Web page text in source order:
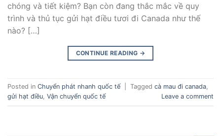
chóng và tiết kiệm? Bạn còn đang thắc mắc về quy
trình và thủ tục gửi hạt điều tươi đi Canada như thế
nào? […]
CONTINUE READING →
Posted in Chuyển phát nhanh quốc tế Tagged cà mau đi canada,
gửi hạt điều, Vận chuyển quốc tế Leave a comment